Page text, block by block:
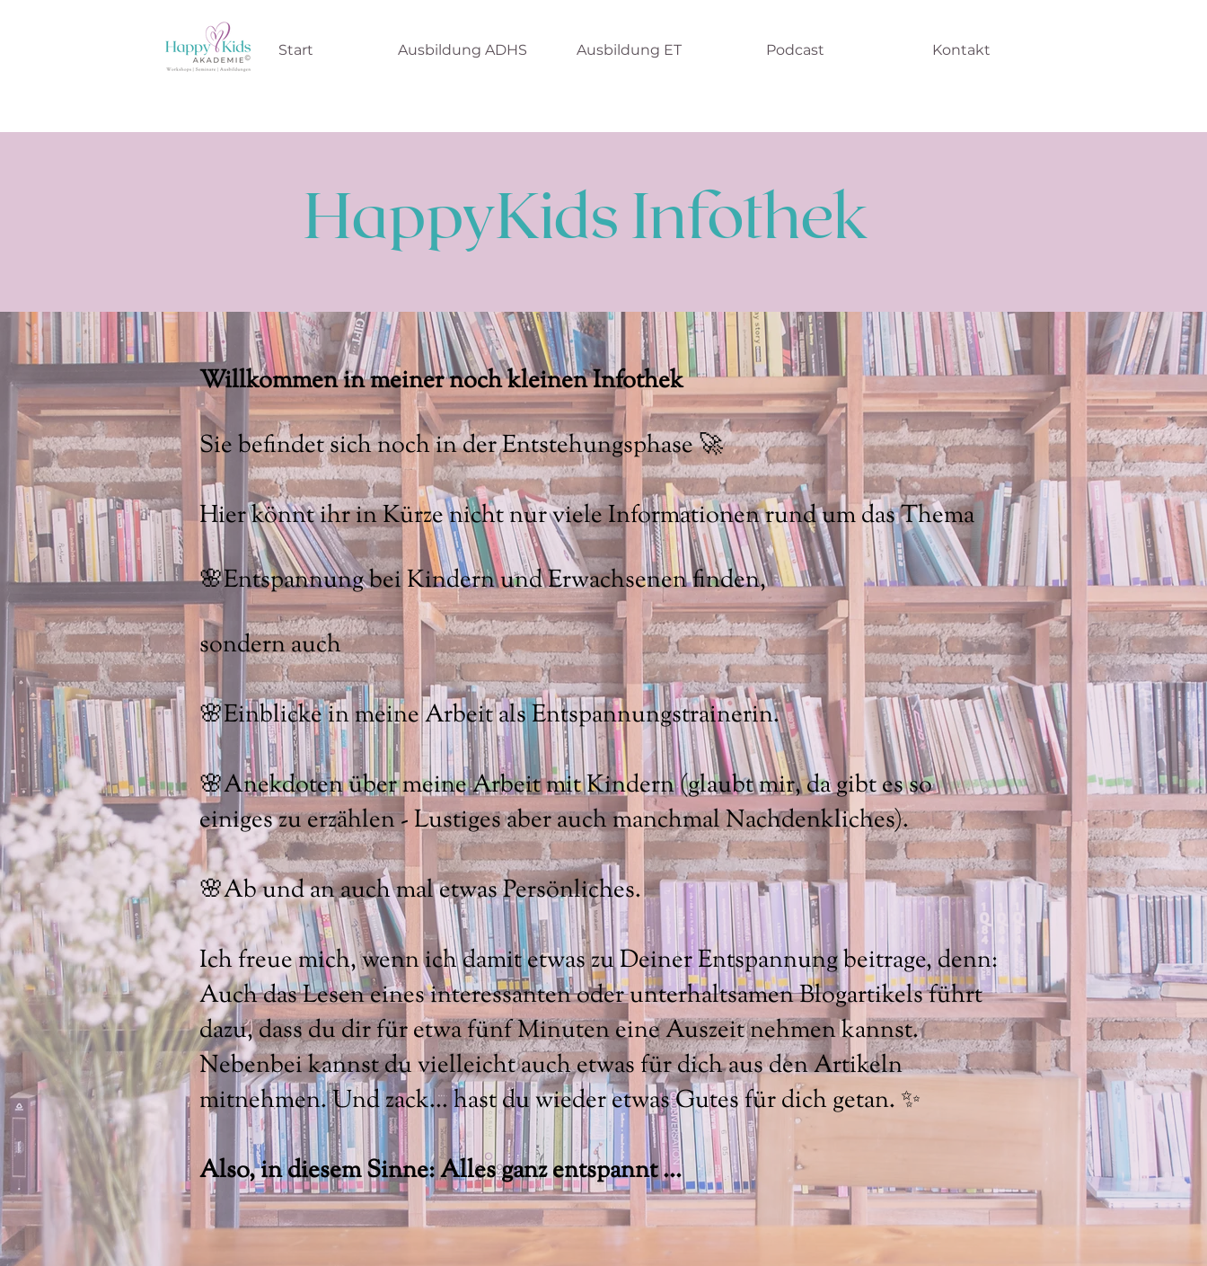
Start Ausbildung ADHS Ausbildung ET Podcast Kontakt
HappyKids Infothek
Willkommen in meiner noch kleinen Infothek
Sie befindet sich noch in der Entstehungsphase 🚀
Hier könnt ihr in Kürze nicht nur viele Informationen rund um das Thema
🌸Entspannung bei Kindern und Erwachsenen finden,
sondern auch
🌸Einblicke in meine Arbeit als Entspannungstrainerin.
🌸Anekdoten über meine Arbeit mit Kindern (glaubt mir, da gibt es so
einiges zu erzählen - Lustiges aber auch manchmal Nachdenkliches).
🌸Ab und an auch mal etwas Persönliches.
Ich freue mich, wenn ich damit etwas zu Deiner Entspannung beitrage, denn:
Auch das Lesen eines interessanten oder unterhaltsamen Blogartikels führt
dazu, dass du dir für etwa fünf Minuten eine Auszeit nehmen kannst.
Nebenbei kannst du vielleicht auch etwas für dich aus den Artikeln
mitnehmen. Und zack... hast du wieder etwas Gutes für dich getan. ✨
Also, in diesem Sinne: Alles ganz entspannt ...